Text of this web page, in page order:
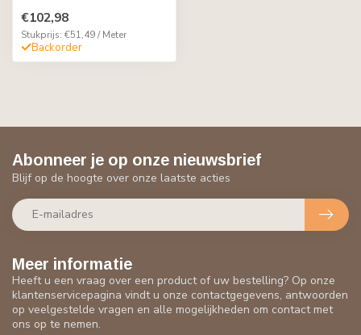
€102,98
Stukprijs: €51,49 / Meter
Backorder
Meer informatie
Heeft u een vraag over een product of uw bestelling? Op onze
klantenservicepagina vindt u onze contactgegevens, antwoorden
op veelgestelde vragen en alle mogelijkheden om contact met
ons op te nemen.
Abonneer je op onze nieuwsbrief
Blijf op de hoogte over onze laatste acties